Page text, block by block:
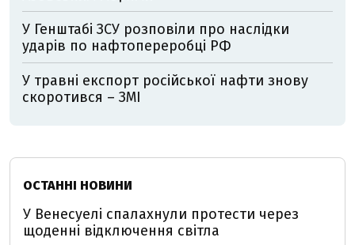
У Генштабі ЗСУ розповіли про наслідки
ударів по нафтопереробці РФ
У травні експорт російської нафти знову
скоротився – ЗМІ
ОСТАННІ НОВИНИ
У Венесуелі спалахнули протести через
щоденні відключення світла